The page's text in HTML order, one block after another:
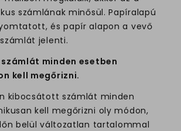
számlának minősül. Papíralapú
és papír alapon a vevő
jelenti.
minden esetben
kell megőrizni.
kibocsátott számlát minden
kell megőrizni oly módon,
belül változatlan tartalommal